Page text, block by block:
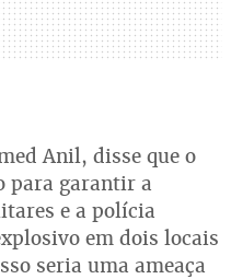
Anil, disse que o
para garantir a
e a polícia
em dois locais
seria uma ameaça